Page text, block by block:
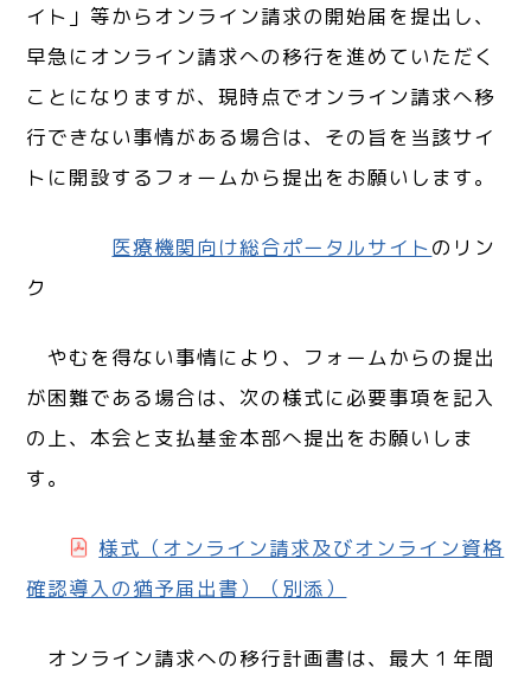
イト」等からオンライン請求の開始届を提出し、
早急にオンライン請求への移行を進めていただく
ことになりますが、現時点でオンライン請求へ移
行できない事情がある場合は、その旨を当該サイ
トに開設するフォームから提出をお願いします。
医療機関向け総合ポータルサイトのリン
ク
やむを得ない事情により、フォームからの提出
が困難である場合は、次の様式に必要事項を記入
の上、本会と支払基金本部へ提出をお願いしま
す。
様式（オンライン請求及びオンライン資格
確認導入の猶予届出書）（別添）
オンライン請求への移行計画書は、最大１年間